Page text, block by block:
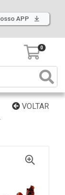
APP
0
VOLTAR